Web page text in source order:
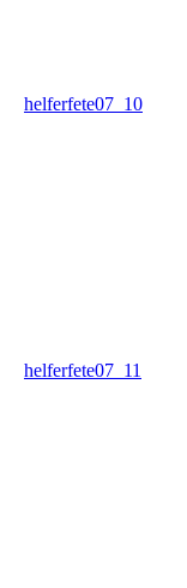
helferfete07_10
helferfete07_11